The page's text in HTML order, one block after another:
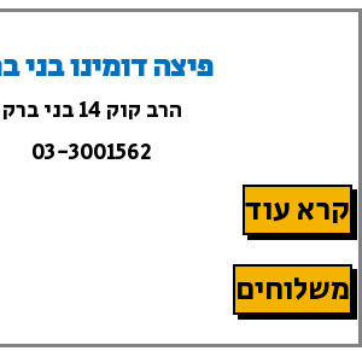
פיצה דומינו בני
הרב קוק 14 בני ברק
03-3001562
קרא עוד
משלוחים